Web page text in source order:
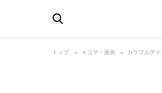
トップ ４コマ・漫画 カラフルデ